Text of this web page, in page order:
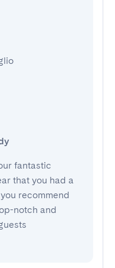
fantastic
that you had a
recommend
notch and